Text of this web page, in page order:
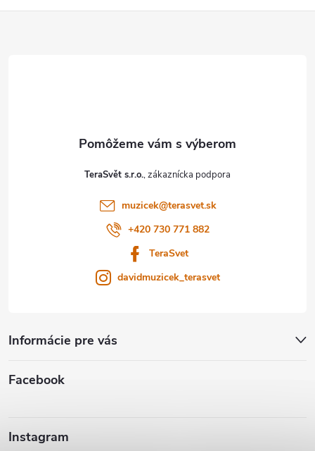
v
TeraSvět s.r.o.
muzicek@terasvet.sk
+420 730 771 882
TeraSvet
davidmuzicek_terasvet
Informácie pre vás
Facebook
Instagram